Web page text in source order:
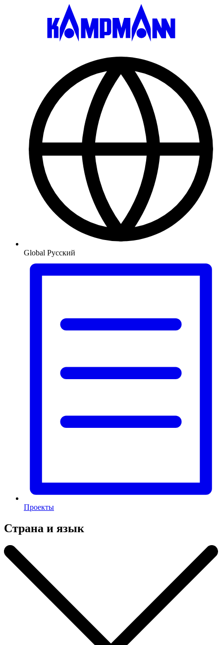
Global Русский
Проекты
Страна и язык